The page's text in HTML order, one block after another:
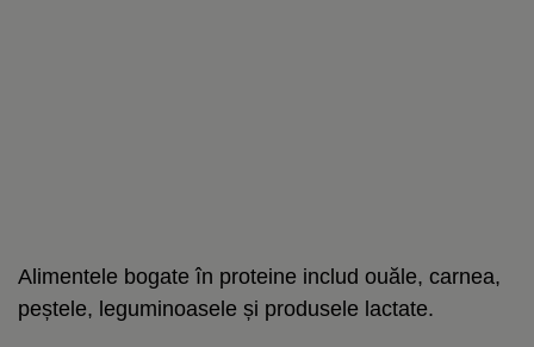
Alimentele bogate în proteine ​​includ ouăle, carnea,
peștele, leguminoasele și produsele lactate.